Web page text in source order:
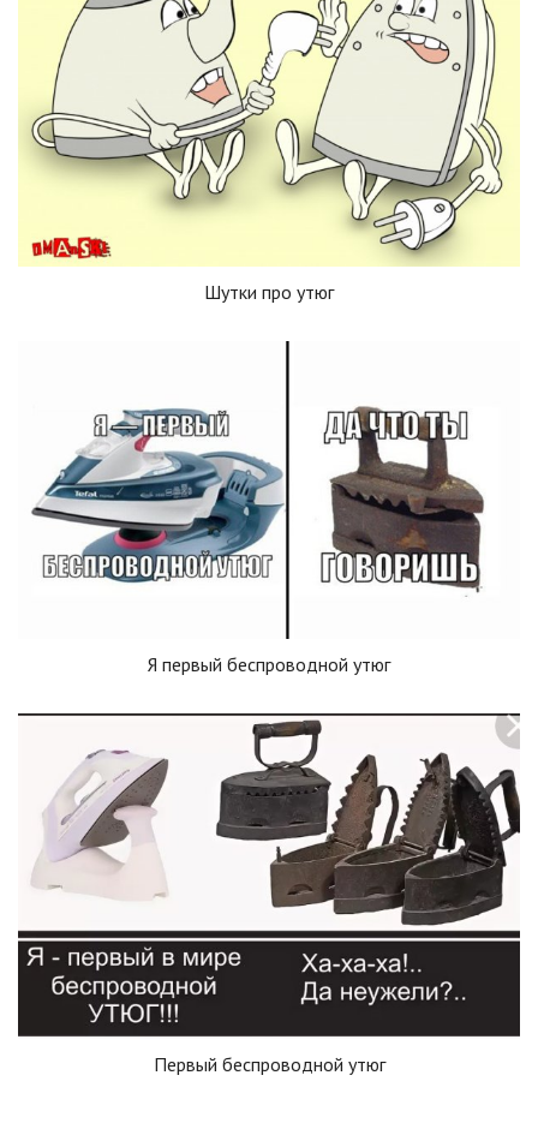
Шутки про утюг
Я первый беспроводной утюг
Первый беспроводной утюг